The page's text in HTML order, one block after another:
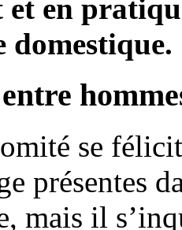
et en
domestique.
se
présentes
mais il